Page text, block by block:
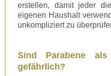
erstellen, damit jeder
eigenen Haushalt
unkompliziert zu
Sind Parabene als
gefährlich?